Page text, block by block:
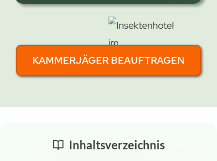
KAMMERJÄGER BEAUFTRAGEN
Inhaltsverzeichnis